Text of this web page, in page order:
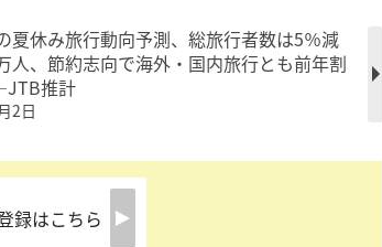
夏休み旅行動向予測、総旅行者数は5％減
人、節約志向で海外・国内旅行とも前年割
推計
2日
録はこちら